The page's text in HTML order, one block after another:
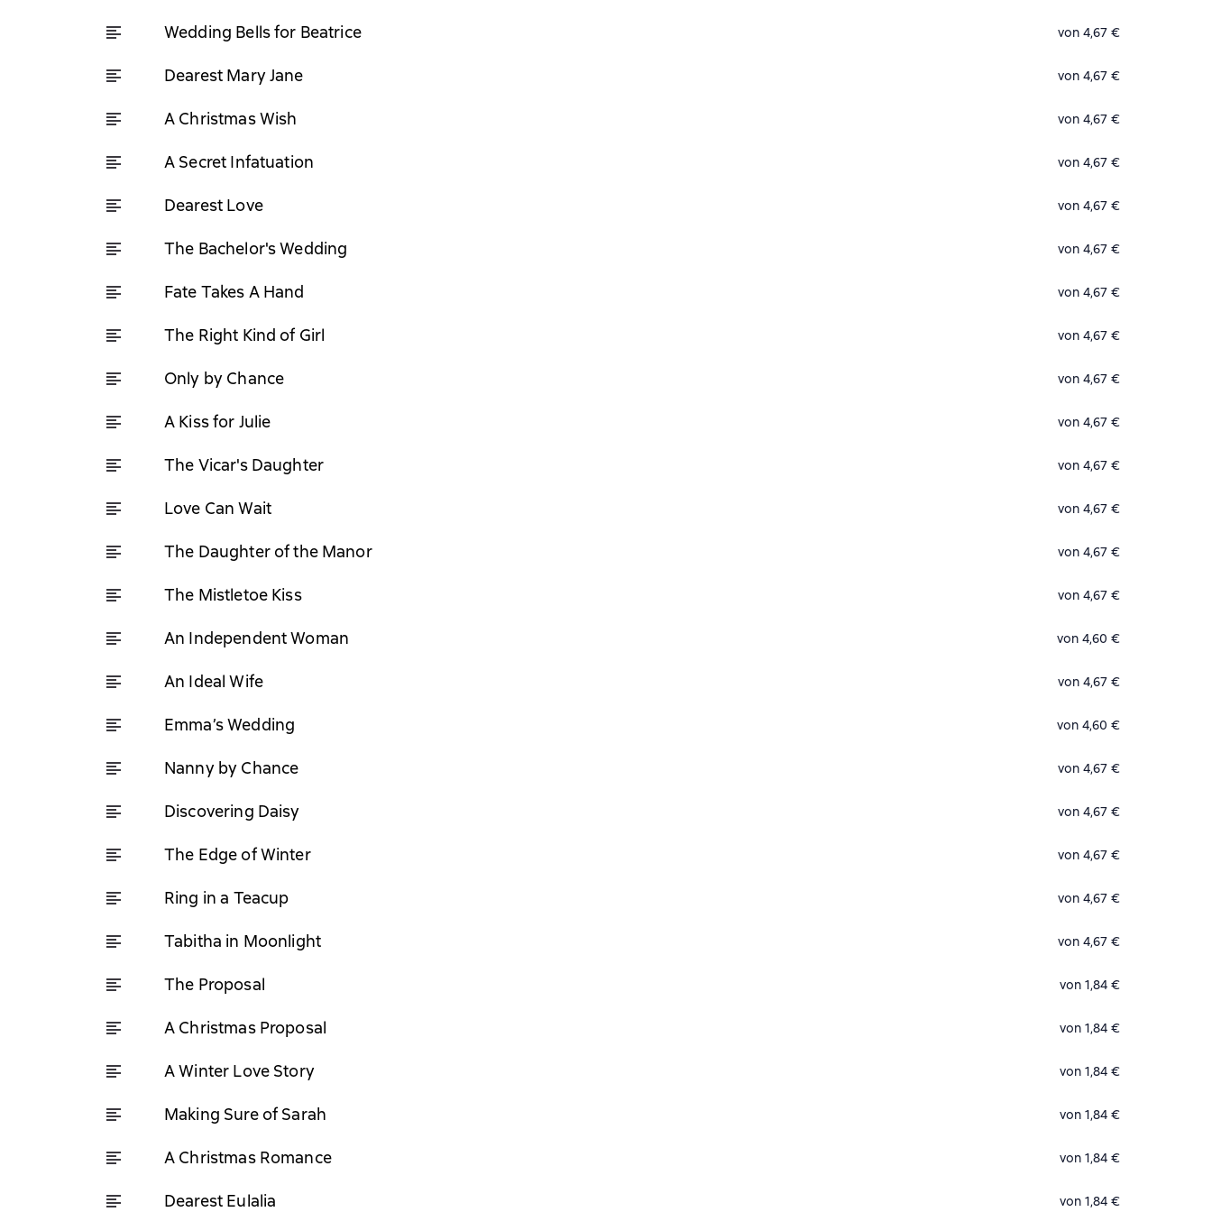
Wedding Bells for Beatrice von 4,67 €
Dearest Mary Jane von 4,67 €
A Christmas Wish von 4,67 €
A Secret Infatuation von 4,67 €
Dearest Love von 4,67 €
The Bachelor's Wedding von 4,67 €
Fate Takes A Hand von 4,67 €
The Right Kind of Girl von 4,67 €
Only by Chance von 4,67 €
A Kiss for Julie von 4,67 €
The Vicar's Daughter von 4,67 €
Love Can Wait von 4,67 €
The Daughter of the Manor von 4,67 €
The Mistletoe Kiss von 4,67 €
An Independent Woman von 4,60 €
An Ideal Wife von 4,67 €
Emma’s Wedding von 4,60 €
Nanny by Chance von 4,67 €
Discovering Daisy von 4,67 €
The Edge of Winter von 4,67 €
Ring in a Teacup von 4,67 €
Tabitha in Moonlight von 4,67 €
The Proposal von 1,84 €
A Christmas Proposal von 1,84 €
A Winter Love Story von 1,84 €
Making Sure of Sarah von 1,84 €
A Christmas Romance von 1,84 €
Dearest Eulalia von 1,84 €